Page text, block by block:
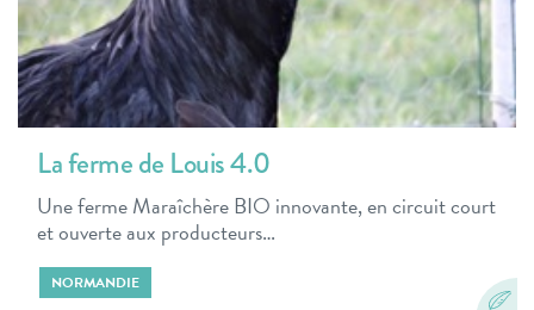
La ferme de Louis 4.0
Une ferme Maraîchère BIO innovante, en circuit court
et ouverte aux producteurs…
NORMANDIE